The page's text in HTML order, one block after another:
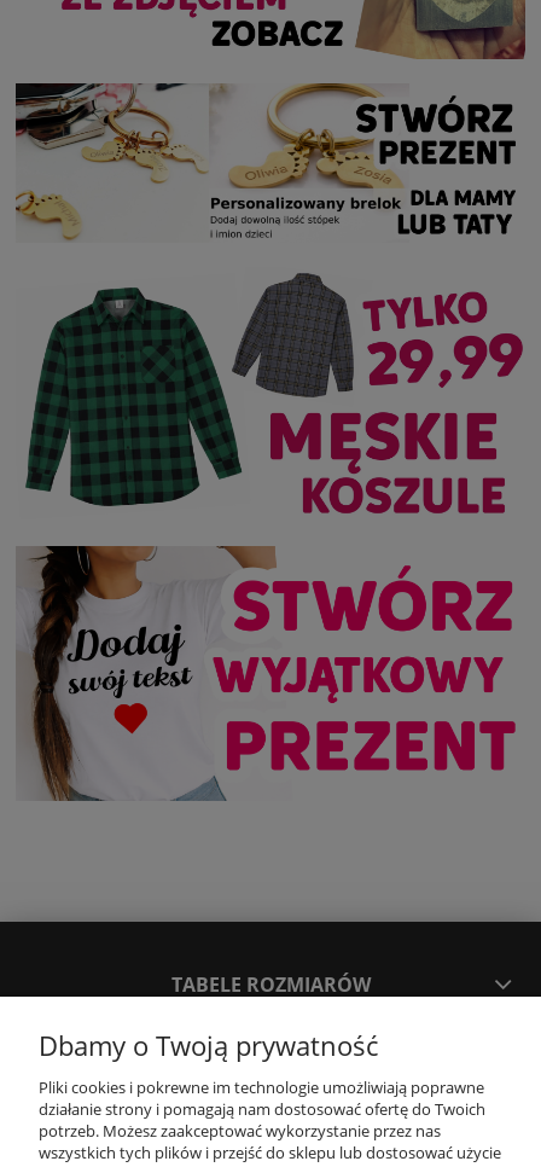
TABELE ROZMIARÓW
SPOSOBY PŁATNOŚCI ORAZ CZAS I KOSZTY DOSTAWY
DOSTAWY
KONTAKT
Dbamy o Twoją prywatność
Pliki cookies i pokrewne im technologie umożliwiają poprawne
działanie strony i pomagają nam dostosować ofertę do Twoich
potrzeb. Możesz zaakceptować wykorzystanie przez nas
wszystkich tych plików i przejść do sklepu lub dostosować użycie